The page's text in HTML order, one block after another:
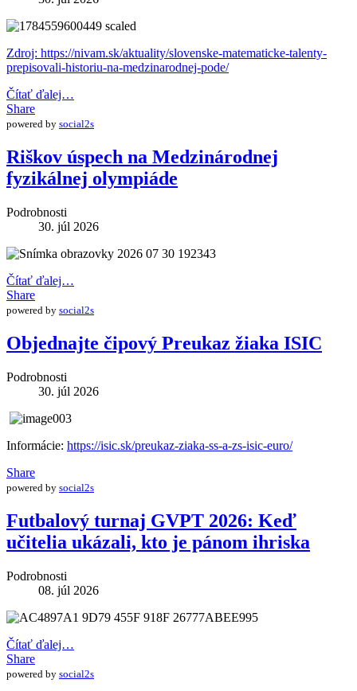
Zdroj: https://nivam.sk/aktuality/slovenske-matematicke-talenty-
prepisovali-historiu-na-medzinarodnej-pode/
Čítať ďalej…
Share
powered by social2s
Riškov úspech na Medzinárodnej
fyzikálnej olympiáde
Podrobnosti
30. júl 2026
Čítať ďalej…
Share
powered by social2s
Objednajte čipový Preukaz žiaka ISIC
Podrobnosti
30. júl 2026
Informácie: https://isic.sk/preukaz-ziaka-ss-a-zs-isic-euro/
Share
powered by social2s
Futbalový turnaj GVPT 2026: Keď
učitelia ukázali, kto je pánom ihriska
Podrobnosti
08. júl 2026
Čítať ďalej…
Share
powered by social2s